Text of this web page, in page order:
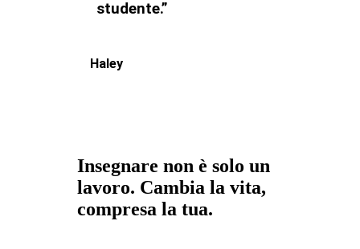
studente.”
Haley
Insegnare non è solo un
lavoro. Cambia la vita,
compresa la tua.